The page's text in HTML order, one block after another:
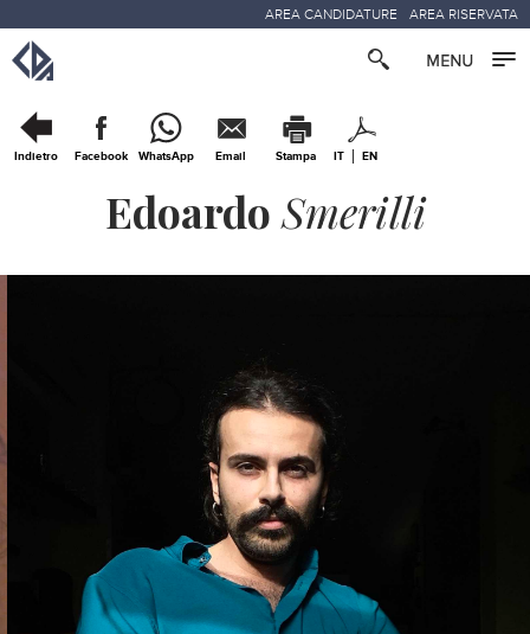
AREA CANDIDATURE AREA RISERVATA
Indietro Facebook WhatsApp Email Stampa IT EN
Edoardo Smerilli